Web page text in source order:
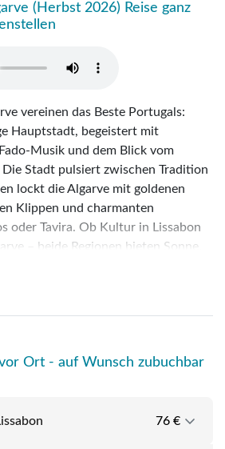
(Herbst 2026) Reise ganz
vereinen das Beste Portugals:
Hauptstadt, begeistert mit
Musik und dem Blick vom
Die Stadt pulsiert zwischen Tradition
lockt die Algarve mit goldenen
Klippen und charmanten
oder Tavira. Ob Kultur in Lissabon
– beide Regionen bieten Sonne,
Erlebnisse.
Reise verbindet das Beste aus
die traumhafte Algarve im Süden.
Ort - auf Wunsch zubuchbar
76 €